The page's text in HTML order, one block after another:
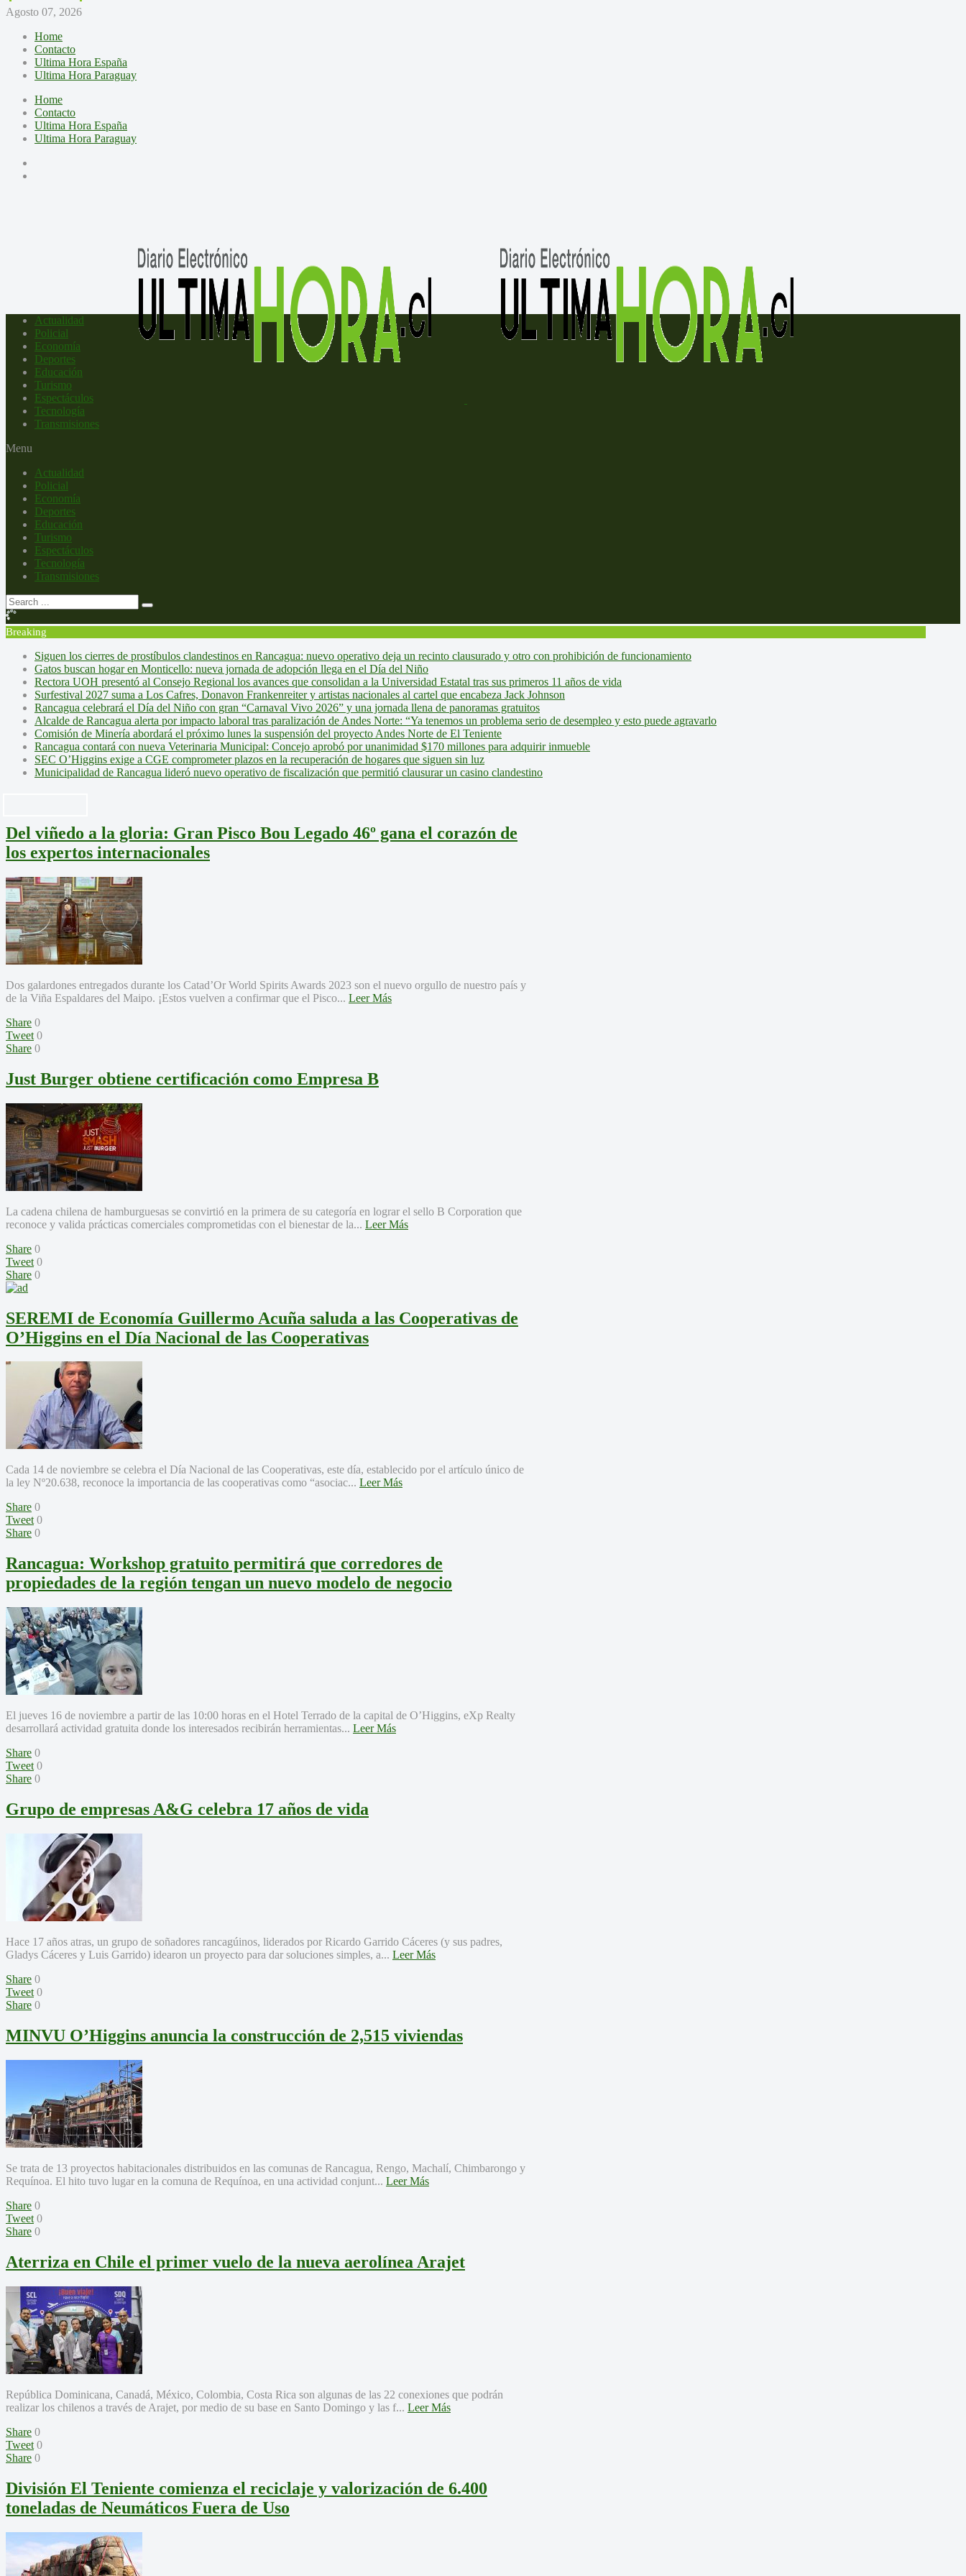
Agosto 07, 2026
Home
Contacto
Ultima Hora España
Ultima Hora Paraguay
Home
Contacto
Ultima Hora España
Ultima Hora Paraguay
Actualidad
Policial
Economía
Deportes
Educación
Turismo
Espectáculos
Tecnología
Transmisiones
Menu
Actualidad
Policial
Economía
Deportes
Educación
Turismo
Espectáculos
Tecnología
Transmisiones
Breaking
Siguen los cierres de prostíbulos clandestinos en Rancagua: nuevo operativo deja un recinto clausurado y otro con prohibición de funcionamiento
Gatos buscan hogar en Monticello: nueva jornada de adopción llega en el Día del Niño
Rectora UOH presentó al Consejo Regional los avances que consolidan a la Universidad Estatal tras sus primeros 11 años de vida
Surfestival 2027 suma a Los Cafres, Donavon Frankenreiter y artistas nacionales al cartel que encabeza Jack Johnson
Rancagua celebrará el Día del Niño con gran “Carnaval Vivo 2026” y una jornada llena de panoramas gratuitos
Alcalde de Rancagua alerta por impacto laboral tras paralización de Andes Norte: “Ya tenemos un problema serio de desempleo y esto puede agravarlo
Comisión de Minería abordará el próximo lunes la suspensión del proyecto Andes Norte de El Teniente
Rancagua contará con nueva Veterinaria Municipal: Concejo aprobó por unanimidad $170 millones para adquirir inmueble
SEC O’Higgins exige a CGE comprometer plazos en la recuperación de hogares que siguen sin luz
Municipalidad de Rancagua lideró nuevo operativo de fiscalización que permitió clausurar un casino clandestino
Del viñedo a la gloria: Gran Pisco Bou Legado 46º gana el corazón de
los expertos internacionales
Dos galardones entregados durante los Catad’Or World Spirits Awards 2023 son el nuevo orgullo de nuestro país y
de la Viña Espaldares del Maipo. ¡Estos vuelven a confirmar que el Pisco... Leer Más
Share 0
Tweet 0
Share 0
Just Burger obtiene certificación como Empresa B
La cadena chilena de hamburguesas se convirtió en la primera de su categoría en lograr el sello B Corporation que
reconoce y valida prácticas comerciales comprometidas con el bienestar de la... Leer Más
Share 0
Tweet 0
Share 0
SEREMI de Economía Guillermo Acuña saluda a las Cooperativas de
O’Higgins en el Día Nacional de las Cooperativas
Cada 14 de noviembre se celebra el Día Nacional de las Cooperativas, este día, establecido por el artículo único de
la ley Nº20.638, reconoce la importancia de las cooperativas como “asociac... Leer Más
Share 0
Tweet 0
Share 0
Rancagua: Workshop gratuito permitirá que corredores de
propiedades de la región tengan un nuevo modelo de negocio
El jueves 16 de noviembre a partir de las 10:00 horas en el Hotel Terrado de la capital de O’Higgins, eXp Realty
desarrollará actividad gratuita donde los interesados recibirán herramientas... Leer Más
Share 0
Tweet 0
Share 0
Grupo de empresas A&G celebra 17 años de vida
Hace 17 años atras, un grupo de soñadores rancagúinos, liderados por Ricardo Garrido Cáceres (y sus padres,
Gladys Cáceres y Luis Garrido) idearon un proyecto para dar soluciones simples, a... Leer Más
Share 0
Tweet 0
Share 0
MINVU O’Higgins anuncia la construcción de 2,515 viviendas
Se trata de 13 proyectos habitacionales distribuidos en las comunas de Rancagua, Rengo, Machalí, Chimbarongo y
Requínoa. El hito tuvo lugar en la comuna de Requínoa, en una actividad conjunt... Leer Más
Share 0
Tweet 0
Share 0
Aterriza en Chile el primer vuelo de la nueva aerolínea Arajet
República Dominicana, Canadá, México, Colombia, Costa Rica son algunas de las 22 conexiones que podrán
realizar los chilenos a través de Arajet, por medio de su base en Santo Domingo y las f... Leer Más
Share 0
Tweet 0
Share 0
División El Teniente comienza el reciclaje y valorización de 6.400
toneladas de Neumáticos Fuera de Uso